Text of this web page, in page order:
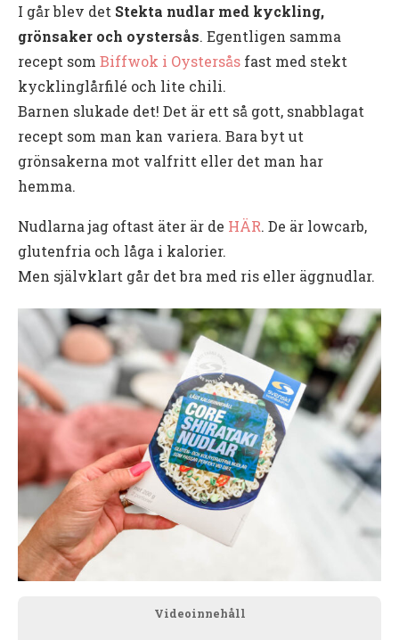
I går blev det Stekta nudlar med kyckling,
grönsaker och oystersås. Egentligen samma
recept som Biffwok i Oystersås fast med stekt
kycklinglårfilé och lite chili.
Barnen slukade det! Det är ett så gott, snabblagat
recept som man kan variera. Bara byt ut
grönsakerna mot valfritt eller det man har
hemma.
Nudlarna jag oftast äter är de HÄR. De är lowcarb,
glutenfria och låga i kalorier.
Men självklart går det bra med ris eller äggnudlar.
Videoinnehåll